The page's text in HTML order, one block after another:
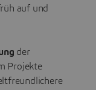
auf und
der
Projekte